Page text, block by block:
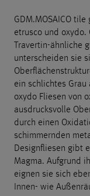
GDM.MOSAICO
etrusco und
Travertin-ähnliche
unterscheiden sie
ein schlichtes Grau
oxydo Fliesen von
ausdrucksvolle
durch einen
schimmernden
Designfliesen gibt
Magma. Aufgrund
eignen sie sich
Innen- wie